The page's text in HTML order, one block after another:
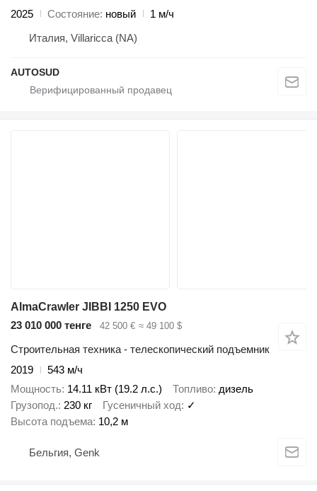
2025
Состояние новый
1 м/ч
Италия, Villaricca (NA)
AUTOSUD
AlmaCrawler JIBBI 1250 EVO
23 010 000 тенге
42 500 € ≈ 49 100 $
Строительная техника - телескопический подъемник
2019
543 м/ч
Мощность 14.11 кВт (19.2 л.с.) Топливо дизель
Грузопод. 230 кг Гусеничный ход
✓
Высота подъема 10,2 м
Бельгия, Genk